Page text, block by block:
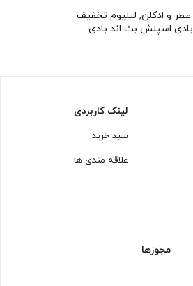
عطر و ادکلن, لیلیوم تخفیف
بادی اسپلش بث اند بادی
لینک کاربردی
سبد خرید
علاقه مندی ها
مجوزها